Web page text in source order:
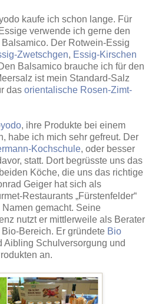
kaufe ich schon lange. Für
verwende ich gerne den
Der Rotwein-Essig
Zwetschgen, Essig-Kirschen
Balsamico brauche ich für den
ist mein Standard-Salz
das orientalische Rosen-Zimt-
, ihre Produkte bei einem
habe ich mich sehr gefreut. Der
Kochschule, oder besser
statt. Dort begrüsste uns das
Köche, die uns das richtige
Geiger hat sich als
Restaurants „Fürstenfelder“
gemacht. Seine
nutzt er mittlerweile als Berater
Bereich. Er gründete Bio
Aibling Schulversorgung und
an.